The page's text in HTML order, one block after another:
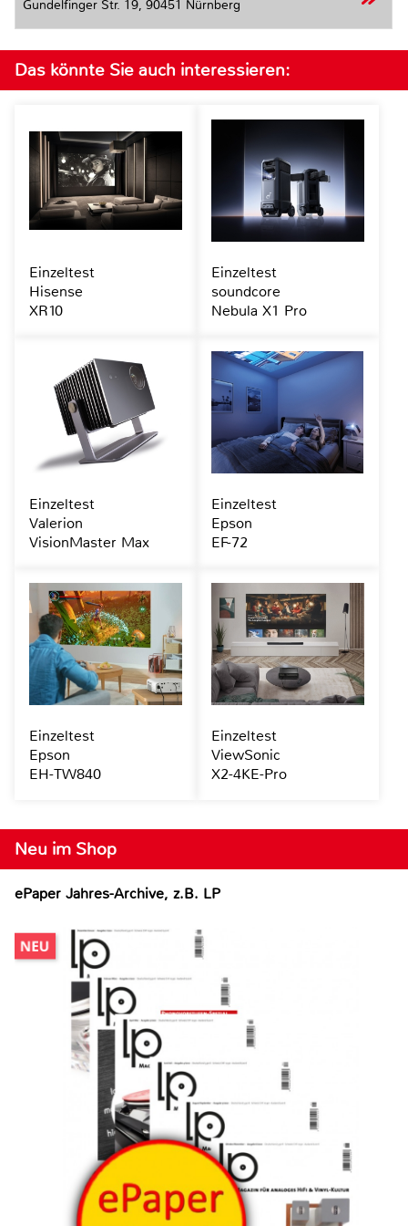
Gundelfinger Str. 19, 90451 Nürnberg
Neu im Shop
ePaper Jahres-Archive, z.B. LP
Das könnte Sie auch interessieren:
Einzeltest
Hisense
XR10
Einzeltest
soundcore
Nebula X1 Pro
Einzeltest
Valerion
VisionMaster Max
Einzeltest
Epson
EF-72
Einzeltest
Epson
EH-TW840
Einzeltest
ViewSonic
X2-4KE-Pro